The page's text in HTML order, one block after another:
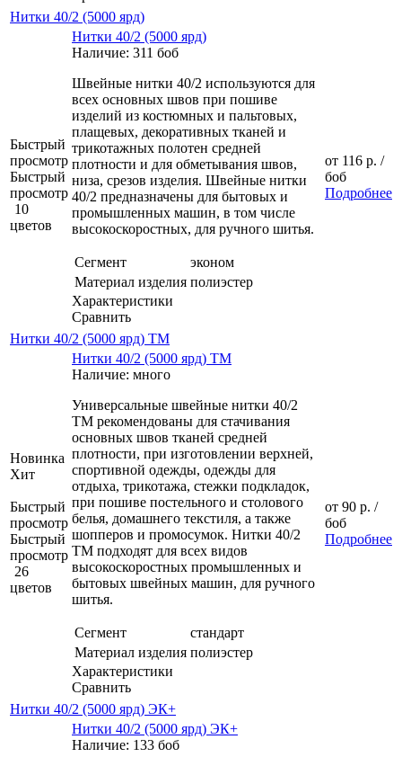
Нитки 40/2 (5000 ярд)
Быстрый
просмотр
Быстрый
просмотр
10
цветов
Нитки 40/2 (5000 ярд)
Наличие: 311 боб
Швейные нитки 40/2 используются для
всех основных швов при пошиве
изделий из костюмных и пальтовых,
плащевых, декоративных тканей и
трикотажных полотен средней
плотности и для обметывания швов,
низа, срезов изделия. Швейные нитки
40/2 предназначены для бытовых и
промышленных машин, в том числе
высокоскоростных, для ручного шитья.
Сегмент
эконом
Материал изделия полиэстер
Характеристики
Сравнить
от 116 р. /
боб
Подробнее
Нитки 40/2 (5000 ярд) ТМ
Новинка
Хит
Быстрый
просмотр
Быстрый
просмотр
26
цветов
Нитки 40/2 (5000 ярд) ТМ
Наличие: много
Универсальные швейные нитки 40/2
ТМ рекомендованы для стачивания
основных швов тканей средней
плотности, при изготовлении верхней,
спортивной одежды, одежды для
отдыха, трикотажа, стежки подкладок,
при пошиве постельного и столового
белья, домашнего текстиля, а также
шопперов и промосумок. Нитки 40/2
ТМ подходят для всех видов
высокоскоростных промышленных и
бытовых швейных машин, для ручного
шитья.
Сегмент
стандарт
Материал изделия полиэстер
Характеристики
Сравнить
от 90 р. /
боб
Подробнее
Нитки 40/2 (5000 ярд) ЭК+
Нитки 40/2 (5000 ярд) ЭК+
Наличие: 133 боб